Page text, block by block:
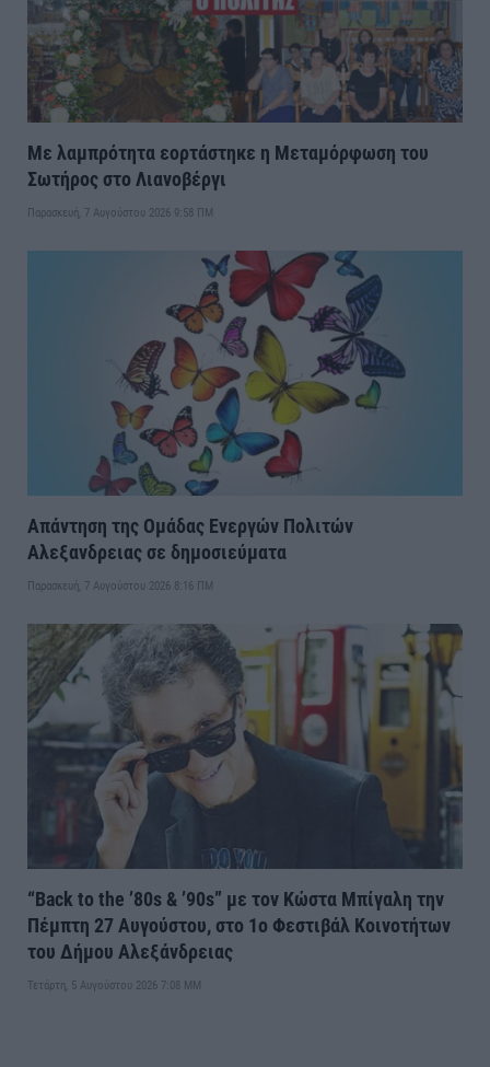
Με λαμπρότητα εορτάστηκε η Μεταμόρφωση του
Σωτήρος στο Λιανοβέργι
Παρασκευή, 7 Αυγούστου 2026 9:58 ΠΜ
Απάντηση της Ομάδας Ενεργών Πολιτών
Αλεξανδρειας σε δημοσιεύματα
Παρασκευή, 7 Αυγούστου 2026 8:16 ΠΜ
“Back to the ’80s & ’90s” με τον Κώστα Μπίγαλη την
Πέμπτη 27 Αυγούστου, στο 1ο Φεστιβάλ Κοινοτήτων
του Δήμου Αλεξάνδρειας
Τετάρτη, 5 Αυγούστου 2026 7:08 ΜΜ